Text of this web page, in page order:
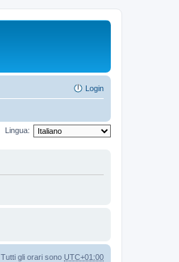
Login
Lingua:
Tutti gli orari sono UTC+01:00